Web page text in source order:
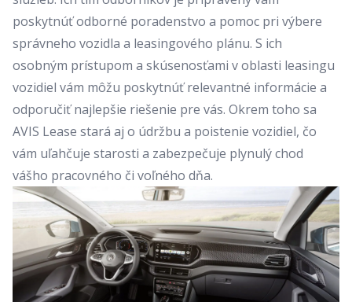
poskytnúť odborné poradenstvo a pomoc pri výbere
správneho vozidla a leasingového plánu. S ich
osobným prístupom a skúsenosťami v oblasti leasingu
vozidiel vám môžu poskytnúť relevantné informácie a
odporučiť najlepšie riešenie pre vás. Okrem toho sa
AVIS Lease stará aj o údržbu a poistenie vozidiel, čo
vám uľahčuje starosti a zabezpečuje plynulý chod
vášho pracovného či voľného dňa.